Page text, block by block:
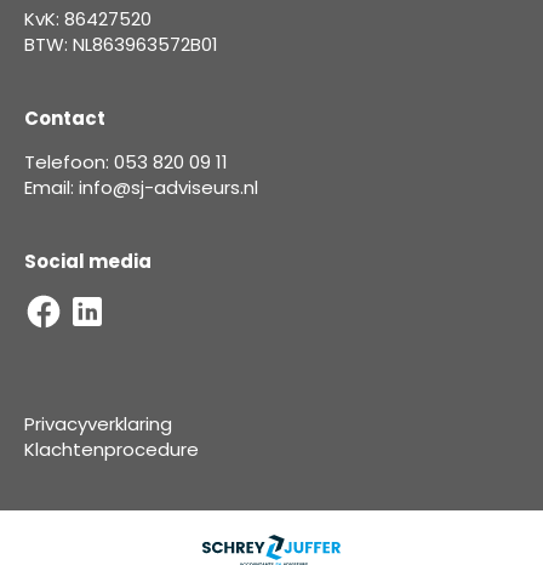
KvK: 86427520
BTW: NL863963572B01
Contact
Telefoon: 053 820 09 11
Email: info@sj-adviseurs.nl
Social media
Privacyverklaring
Klachtenprocedure